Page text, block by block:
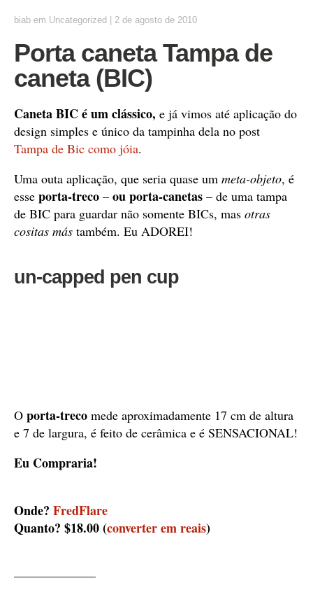
biab em Uncategorized 2 de agosto de 2010
Porta caneta Tampa de
caneta (BIC)
Caneta BIC é um clássico, e já vimos até aplicação do
design simples e único da tampinha dela no post
Tampa de Bic como jóia.
Uma outa aplicação, que seria quase um meta-objeto, é
esse porta-treco – ou porta-canetas – de uma tampa
de BIC para guardar não somente BICs, mas otras
cositas más também. Eu ADOREI!
un-capped pen cup
O porta-treco mede aproximadamente 17 cm de altura
e 7 de largura, é feito de cerâmica e é SENSACIONAL!
Eu Compraria!
Onde? FredFlare
Quanto? $18.00 (converter em reais)
——————–